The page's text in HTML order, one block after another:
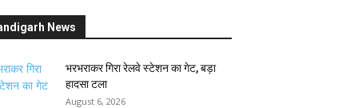
News
भरभराकर गिरा रेलवे स्टेशन का गेट, बड़ा
हादसा टला
August 6, 2026